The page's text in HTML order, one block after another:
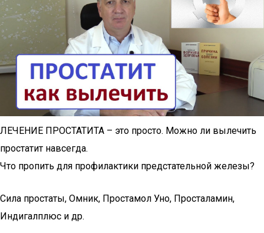
ЛЕЧЕНИЕ ПРОСТАТИТА – это просто. Можно ли вылечить
простатит навсегда.
Что пропить для профилактики предстательной железы?
Сила простаты, Омник, Простамол Уно, Просталамин,
Индигалплюс и др.